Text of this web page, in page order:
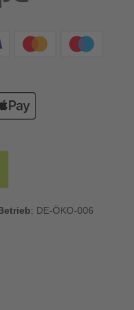
: DE-ÖKO-006